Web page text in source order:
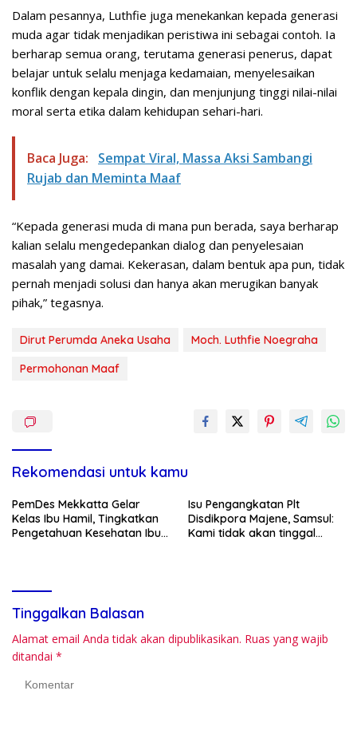
Dalam pesannya, Luthfie juga menekankan kepada generasi
muda agar tidak menjadikan peristiwa ini sebagai contoh. Ia
berharap semua orang, terutama generasi penerus, dapat
belajar untuk selalu menjaga kedamaian, menyelesaikan
konflik dengan kepala dingin, dan menjunjung tinggi nilai-nilai
moral serta etika dalam kehidupan sehari-hari.
Baca Juga:
Sempat Viral, Massa Aksi Sambangi
Rujab dan Meminta Maaf
“Kepada generasi muda di mana pun berada, saya berharap
kalian selalu mengedepankan dialog dan penyelesaian
masalah yang damai. Kekerasan, dalam bentuk apa pun, tidak
pernah menjadi solusi dan hanya akan merugikan banyak
pihak,” tegasnya.
Dirut Perumda Aneka Usaha
Moch. Luthfie Noegraha
Permohonan Maaf
Rekomendasi untuk kamu
PemDes Mekkatta Gelar
Kelas Ibu Hamil, Tingkatkan
Pengetahuan Kesehatan Ibu
Isu Pengangkatan Plt
Disdikpora Majene, Samsul:
Kami tidak akan tinggal
Tinggalkan Balasan
Alamat email Anda tidak akan dipublikasikan. Ruas yang wajib
ditandai *